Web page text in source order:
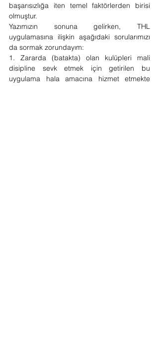
başarısızlığa iten temel faktörlerden birisi
olmuştur.
Yazımızın sonuna gelirken, THL
uygulamasına ilişkin aşağıdaki sorularımızı
da sormak zorundayım:
1. Zararda (batakta) olan kulüpleri mali
disipline sevk etmek için getirilen bu
uygulama hala amacına hizmet etmekte